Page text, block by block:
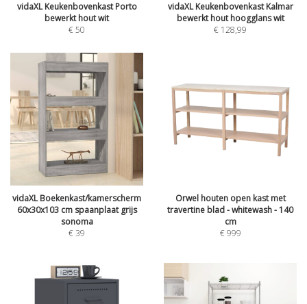
vidaXL Keukenbovenkast Porto
bewerkt hout wit
€50
vidaXL Keukenbovenkast Kalmar
bewerkt hout hoogglans wit
€ 128,99
vidaXL Boekenkast/kamerscherm
60x30x103 cm spaanplaat grijs
sonoma
€39
Orwel houten open kast met
travertine blad - whitewash - 140
cm
€999